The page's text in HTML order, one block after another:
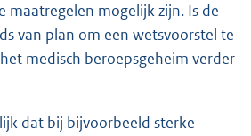
maatregelen mogelijk zijn. Is de
van plan om een wetsvoorstel te
medisch beroepsgeheim verder
dat bij bijvoorbeeld sterke